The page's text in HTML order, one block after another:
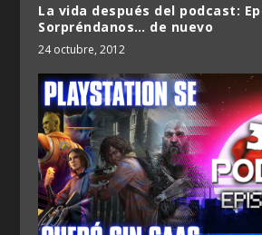
La vida después del podcast:
Sorpréndanos… de nuevo
24 octubre, 2012